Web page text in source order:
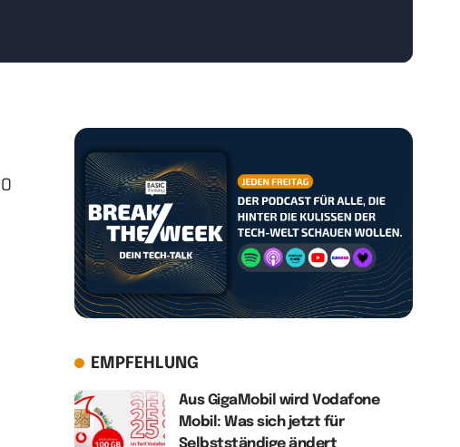
EMPFEHLUNG
Aus GigaMobil wird Vodafone
Mobil: Was sich jetzt für